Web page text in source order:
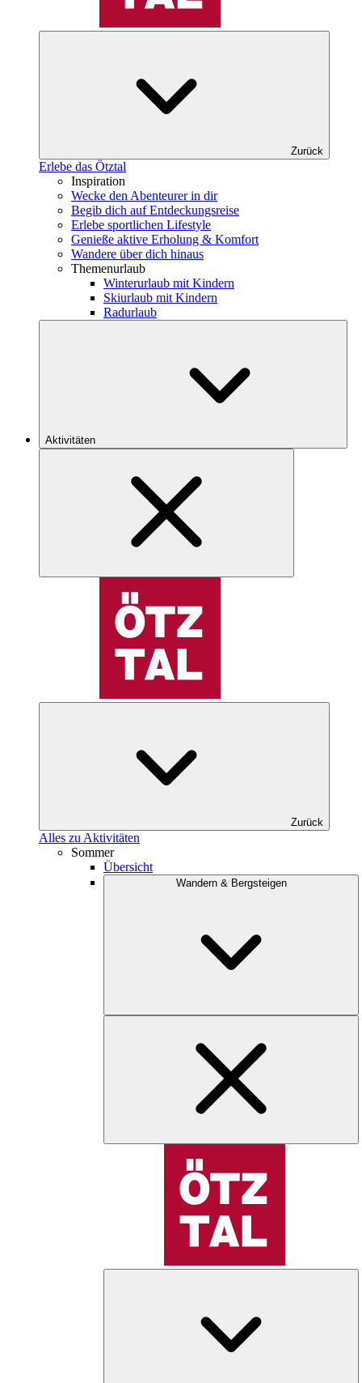
Zurück
Erlebe das Ötztal
Inspiration
Wecke den Abenteurer in dir
Begib dich auf Entdeckungsreise
Erlebe sportlichen Lifestyle
Genieße aktive Erholung & Komfort
Wandere über dich hinaus
Themenurlaub
Winterurlaub mit Kindern
Skiurlaub mit Kindern
Radurlaub
Aktivitäten
Zurück
Alles zu Aktivitäten
Sommer
Übersicht
Wandern & Bergsteigen